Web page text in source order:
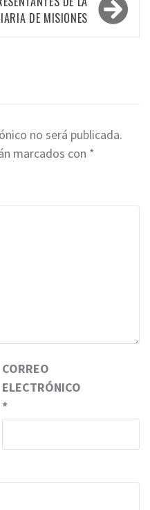
DE MISIONES
no será publicada.
marcados con *
CORREO
ELECTRÓNICO
*